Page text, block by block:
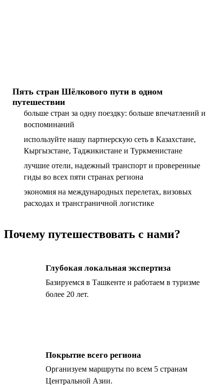
Пять стран Шёлкового пути в одном
путешествии
больше стран за одну поездку: больше впечатлений и
воспоминаний
используйте нашу партнерскую сеть в Казахстане,
Кыргызстане, Таджикистане и Туркменистане
лучшие отели, надежный транспорт и проверенные
гиды во всех пяти странах региона
экономия на международных перелетах, визовых
расходах и трансграничной логистике
Почему путешествовать с нами?
Глубокая локальная экспертиза
Базируемся в Ташкенте и работаем в туризме
более 20 лет.
Покрытие всего региона
Организуем маршруты по всем 5 странам
Центральной Азии.